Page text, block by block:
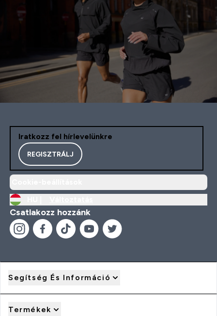
Iratkozz fel hírlevelünkre
REGISZTRÁLJ
Csatlakozz hozzánk
Segítség És Információ
Termékek